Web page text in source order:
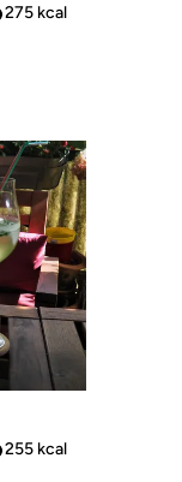
275 kcal
255 kcal